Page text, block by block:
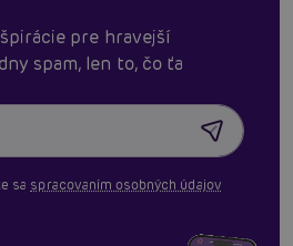
pre hravejší
spam, len to, čo ťa
sa spracovaním osobných údajov